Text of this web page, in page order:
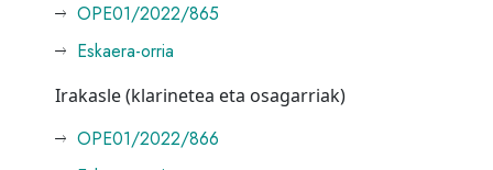
OPE01/2022/865
Eskaera-orria
Irakasle (klarinetea eta osagarriak)
OPE01/2022/866